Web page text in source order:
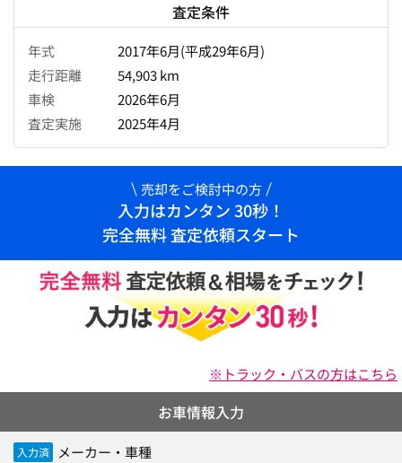
査定条件
年式
2017年6月(平成29年6月)
走行距離
54,903 km
車検
2026年6月
査定実施
2025年4月
売却をご検討中の方
入力はカンタン 30秒！
完全無料 査定依頼スタート
※トラック・バスの方はこちら
お車情報入力
入力済 メーカー・車種